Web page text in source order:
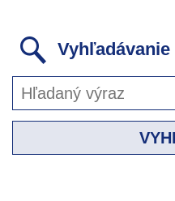
Vyhľadávanie